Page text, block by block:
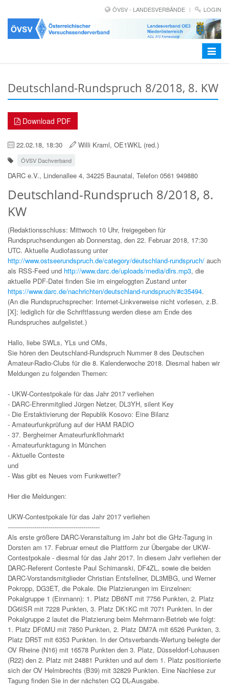
ÖVSV - LANDESVERBÄNDE LOGIN
Toggle
Deutschland-Rundspruch 8/2018, 8. KW
Download PDF
22.02.18, 18:30 Willi Kraml, OE1WKL (red.)
ÖVSV Dachverband
DARC e.V., Lindenallee 4, 34225 Baunatal, Telefon 0561 949880
Deutschland-Rundspruch 8/2018, 8.
KW
(Redaktionsschluss: Mittwoch 10 Uhr, freigegeben für
Rundspruchsendungen ab Donnerstag, den 22. Februar 2018, 17:30
UTC. Aktuelle Audiofassung unter
http://www.ostseerundspruch.de/category/deutschland-rundspruch/ auch
als RSS-Feed und http://www.darc.de/uploads/media/dlrs.mp3, die
aktuelle PDF-Datei finden Sie im eingeloggten Zustand unter
https://www.darc.de/nachrichten/deutschland-rundspruch/#c35494.
(An die Rundspruchsprecher: Internet-Linkverweise nicht vorlesen, z.B.
[X]; lediglich für die Schriftfassung werden diese am Ende des
Rundspruches aufgelistet.)
Hallo, liebe SWLs, YLs und OMs,
Sie hören den Deutschland-Rundspruch Nummer 8 des Deutschen
Amateur-Radio-Clubs für die 8. Kalenderwoche 2018. Diesmal haben wir
Meldungen zu folgenden Themen:
- UKW-Contestpokale für das Jahr 2017 verliehen
- DARC-Ehrenmitglied Jürgen Netzer, DL3YH, silent Key
- Die Erstaktivierung der Republik Kosovo: Eine Bilanz
- Amateurfunkprüfung auf der HAM RADIO
- 37. Bergheimer Amateurfunkflohmarkt
- Amateurfunktagung in München
- Aktuelle Conteste
und
- Was gibt es Neues vom Funkwetter?
Hier die Meldungen:
UKW-Contestpokale für das Jahr 2017 verliehen
---------------------------------------------
Als erste größere DARC-Veranstaltung im Jahr bot die GHz-Tagung in
Dorsten am 17. Februar erneut die Plattform zur Übergabe der UKW-
Contestpokale - diesmal für das Jahr 2017. In diesem Jahr verliehen der
DARC-Referent Conteste Paul Schimanski, DF4ZL, sowie die beiden
DARC-Vorstandsmitglieder Christian Entsfellner, DL3MBG, und Werner
Pokropp, DG3ET, die Pokale. Die Platzierungen im Einzelnen:
Pokalgruppe 1 (Einmann): 1. Platz DB6NT mit 7756 Punkten, 2. Platz
DG6ISR mit 7228 Punkten, 3. Platz DK1KC mit 7071 Punkten. In der
Pokalgruppe 2 lautet die Platzierung beim Mehrmann-Betrieb wie folgt:
1. Platz DF0MU mit 7850 Punkten, 2. Platz DM7A mit 6526 Punkten, 3.
Platz DR5T mit 6353 Punkten. In der Ortsverbands-Wertung belegte der
OV Rheine (N16) mit 16578 Punkten den 3. Platz, Düsseldorf-Lohausen
(R22) den 2. Platz mit 24881 Punkten und auf dem 1. Platz positionierte
sich der OV Helmbrechts (B39) mit 32829 Punkten. Eine Nachlese zur
Tagung finden Sie in der nächsten CQ DL-Ausgabe.